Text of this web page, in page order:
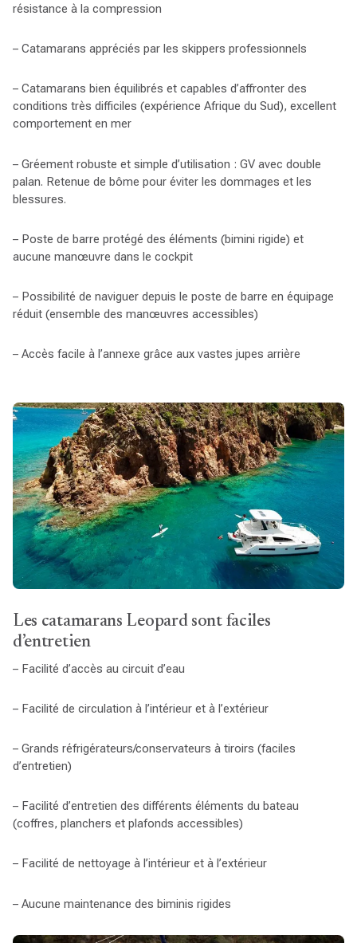
résistance à la compression
– Catamarans appréciés par les skippers professionnels
– Catamarans bien équilibrés et capables d’affronter des
conditions très difficiles (expérience Afrique du Sud), excellent
comportement en mer
– Gréement robuste et simple d’utilisation : GV avec double
palan. Retenue de bôme pour éviter les dommages et les
blessures.
– Poste de barre protégé des éléments (bimini rigide) et
aucune manœuvre dans le cockpit
– Possibilité de naviguer depuis le poste de barre en équipage
réduit (ensemble des manœuvres accessibles)
– Accès facile à l’annexe grâce aux vastes jupes arrière
Les catamarans Leopard sont faciles
d’entretien
– Facilité d’accès au circuit d’eau
– Facilité de circulation à l’intérieur et à l’extérieur
– Grands réfrigérateurs/conservateurs à tiroirs (faciles
d’entretien)
– Facilité d’entretien des différents éléments du bateau
(coffres, planchers et plafonds accessibles)
– Facilité de nettoyage à l’intérieur et à l’extérieur
– Aucune maintenance des biminis rigides